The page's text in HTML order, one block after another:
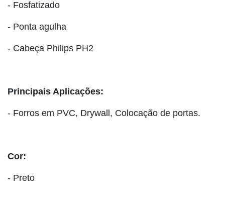
- Fosfatizado
- Ponta agulha
- Cabeça Philips PH2
Principais Aplicações:
- Forros em PVC, Drywall, Colocação de portas.
Cor:
- Preto